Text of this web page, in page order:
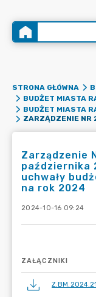
STRONA GŁÓWNA
BUDŻET MIASTA
BUDŻET MIASTA
Zarządzenie
października
uchwały
na rok 2024
2024-10-16 09:24
ZAŁĄCZNIKI